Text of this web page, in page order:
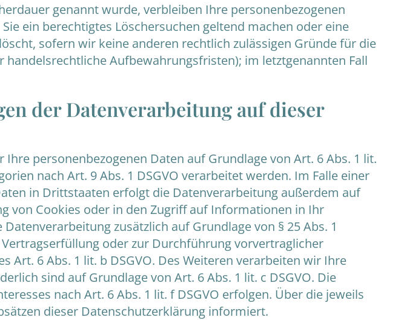
genannt wurde, verbleiben Ihre personenbezogenen
ein berechtigtes Löschersuchen geltend machen oder eine
sofern wir keine anderen rechtlich zulässigen Gründe für die
Aufbewahrungsfristen); im letztgenannten Fall
der Datenverarbeitung auf dieser
personenbezogenen Daten auf Grundlage von Art. 6 Abs. 1 lit.
nach Art. 9 Abs. 1 DSGVO verarbeitet werden. Im Falle einer
in Drittstaaten erfolgt die Datenverarbeitung außerdem auf
von Cookies oder in den Zugriff auf Informationen in Ihr
zusätzlich auf Grundlage von § 25 Abs. 1
oder zur Durchführung vorvertraglicher
6 Abs. 1 lit. b DSGVO. Des Weiteren verarbeiten wir Ihre
sind auf Grundlage von Art. 6 Abs. 1 lit. c DSGVO. Die
nach Art. 6 Abs. 1 lit. f DSGVO erfolgen. Über die jeweils
dieser Datenschutzerklärung informiert.